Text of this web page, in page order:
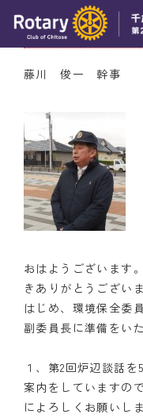
トピックス
活動報告
理事会報告
スケジュール
木曜会
組織図
クラブの歴史
5月12日（木）
藤川 俊一 幹事
おはようございます
きありがとうござい
はじめ、環境保全委
副委員長に準備をい
１、第2回炉辺談話
案内をしていますの
によろしくお願いしま